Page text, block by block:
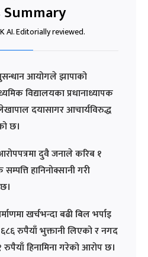
Summary
AI. Editorially reviewed.
आयोगले झापाको
विद्यालयका प्रधानाध्यापक
दयासागर आचार्यविरुद्ध
छ।
दुवै जनाले करिब १
हानिनोक्सानी गरी
खर्चभन्दा बढी बिल भर्पाइ
रुपैयाँ भुक्तानी लिएको र नगद
हिनामिना गरेको आरोप छ।